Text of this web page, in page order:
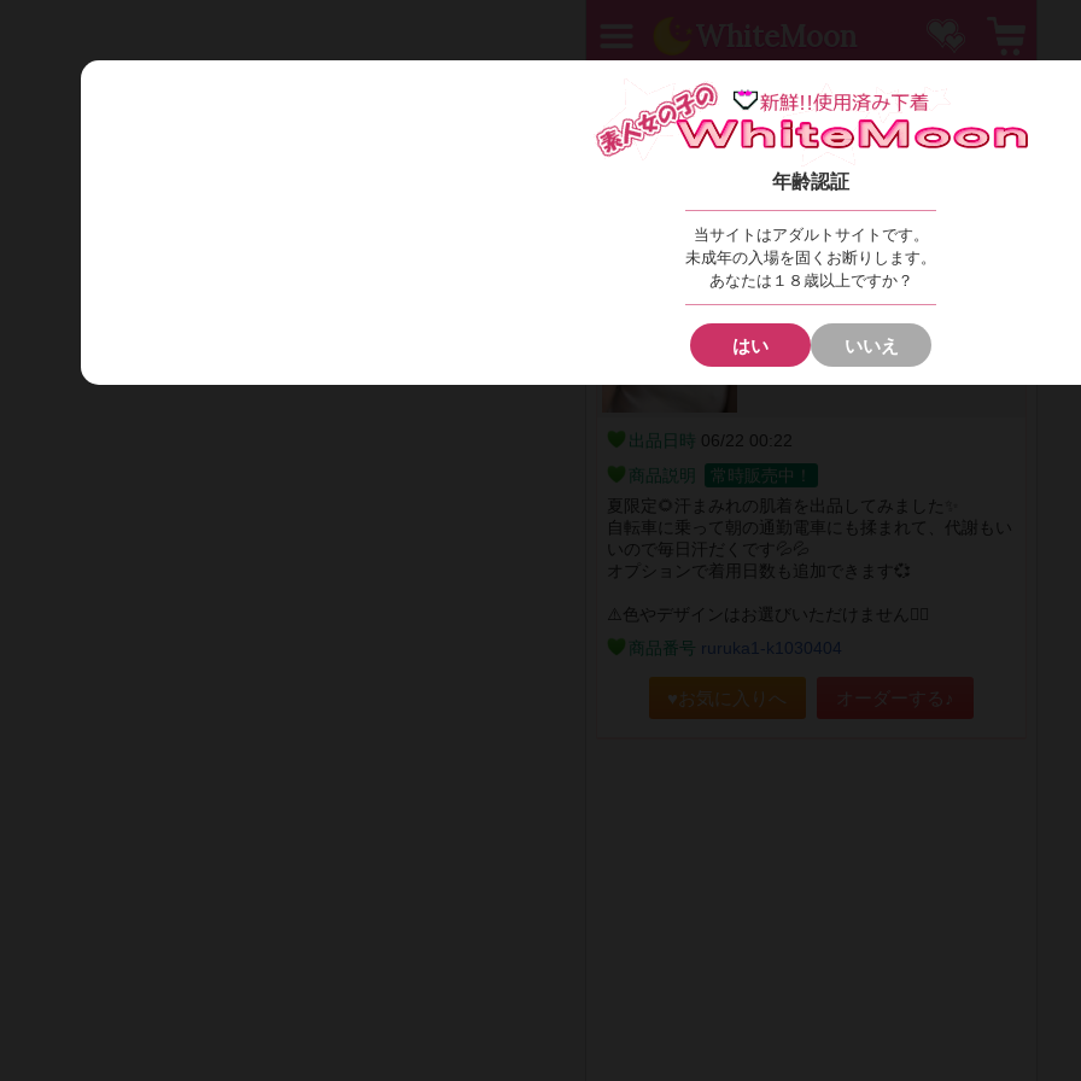
WhiteMoon
るるかＳＨＯＰ
おまかせ🌼キャミソール ￥2500
出品日時 06/22 00:22
商品説明
常時販売中！
夏限定🌻汗まみれの肌着を出品してみました✨
自転車に乗って朝の通勤電車にも揉まれて、代謝もい
いので毎日汗だくです💦💦
オプションで着用日数も追加できます💞
⚠️色やデザインはお選びいただけません🙇‍♀️
商品番号 ruruka1-k1030404
♥お気に入りへ オーダーする♪
年齢認証
当サイトはアダルトサイトです。
未成年の入場を固くお断りします。
あなたは１８歳以上ですか？
はい いいえ